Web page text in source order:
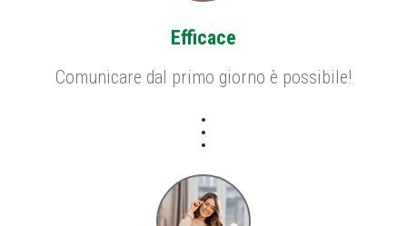
Efficace
Comunicare dal primo giorno è possibile!